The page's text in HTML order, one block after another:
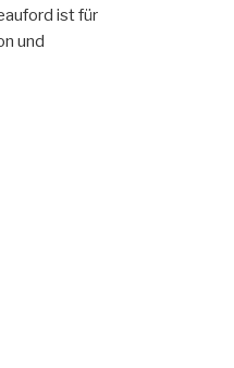
ist für
und